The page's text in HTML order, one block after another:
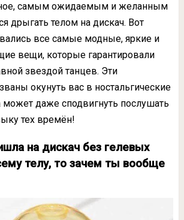
самым ожидаемым и желанным
дрыгать телом на дискач. Вот
все самые модные, яркие и
вещи, которые гарантировали
звездой танцев. Эти
окунуть вас в ностальгические
может даже сподвигнуть послушать
тех времён!
на дискач без гелевых
телу, то зачем ты вообще